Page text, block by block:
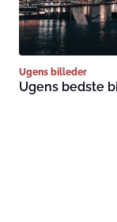
Ugens billeder
Ugens bedste